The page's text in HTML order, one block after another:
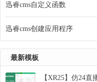
迅睿cms自定义函数
迅睿cms创建应用程序
最新模板
【XR25】仿24